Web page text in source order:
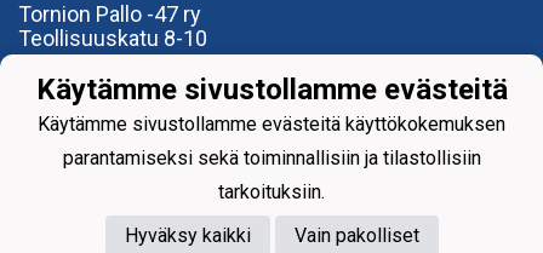
Tornion Pallo -47 ry
Teollisuuskatu 8-10
95420 Tornio
+35840591 9275
office@tp47.com
Käytämme sivustollamme evästeitä
Käytämme sivustollamme evästeitä käyttökokemuksen
parantamiseksi sekä toiminnallisiin ja tilastollisiin
tarkoituksiin.
Hyväksy kaikki
Vain pakolliset